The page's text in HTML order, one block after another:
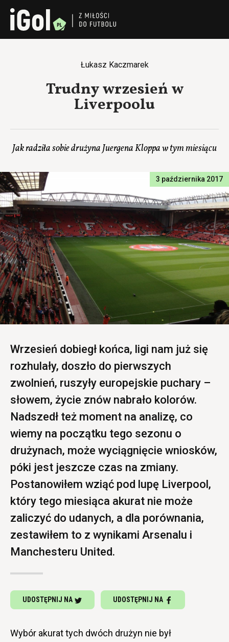
Łukasz Kaczmarek
Trudny wrzesień w
Liverpoolu
Jak radziła sobie drużyna Juergena Kloppa w tym miesiącu
3 października 2017
Wrzesień dobiegł końca, ligi nam już się
rozhulały, doszło do pierwszych
zwolnień, ruszyły europejskie puchary –
słowem, życie znów nabrało kolorów.
Nadszedł też moment na analizę, co
wiemy na początku tego sezonu o
drużynach, może wyciągnięcie wniosków,
póki jest jeszcze czas na zmiany.
Postanowiłem wziąć pod lupę Liverpool,
który tego miesiąca akurat nie może
zaliczyć do udanych, a dla porównania,
zestawiłem to z wynikami Arsenalu i
Manchesteru United.
UDOSTĘPNIJ NA UDOSTĘPNIJ NA
Wybór akurat tych dwóch drużyn nie był